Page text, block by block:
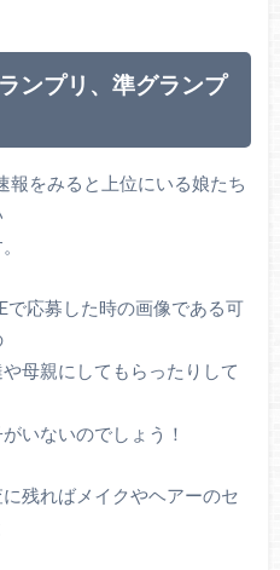
ンプリ、準グランプ
をみると上位にいる娘たち
応募した時の画像である可
母親にしてもらったりして
いないのでしょう！
残ればメイクやヘアーのセ